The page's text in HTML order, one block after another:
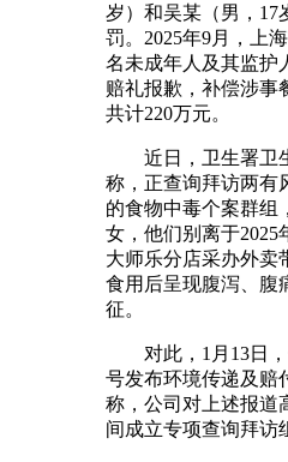
岁）和吴某（男，17
罚。2025年9月，上
名未成年人及其监护
赔礼报歉，补偿涉事
共计220万元。
近日，卫生署卫
称，正查询拜访两有
的食物中毒个案群组
女，他们别离于2025
大师乐分店采办外卖
食用后呈现腹泻、腹
征。
对此，1月13日，
号发布环境传递及赔
称，公司对上述报道
间成立专项查询拜访